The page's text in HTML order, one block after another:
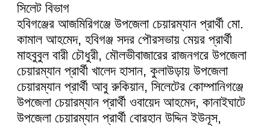
সিলেট বিভাগ
হবিগঞ্জের আজমিরিগঞ্জে উপজেলা চেয়ারম্যান প্রার্থী মো.
কামাল আহমেদ, হবিগঞ্জ সদর পৌরসভায় মেয়র প্রার্থী
মাহবুবুল বারী চৌধুরী, মৌলভীবাজারের রাজনগরে উপজেলা
চেয়ারম্যান প্রার্থী খালেদ হাসান, কুলাউড়ায় উপজেলা
চেয়ারম্যান প্রার্থী আবু রুকিয়ান, সিলেটের কোম্পানিগঞ্জে
উপজেলা চেয়ারম্যান প্রার্থী ওবায়েদ আহমেদ, কানাইঘাটে
উপজেলা চেয়ারম্যান প্রার্থী বোরহান উদ্দিন ইউনূস,